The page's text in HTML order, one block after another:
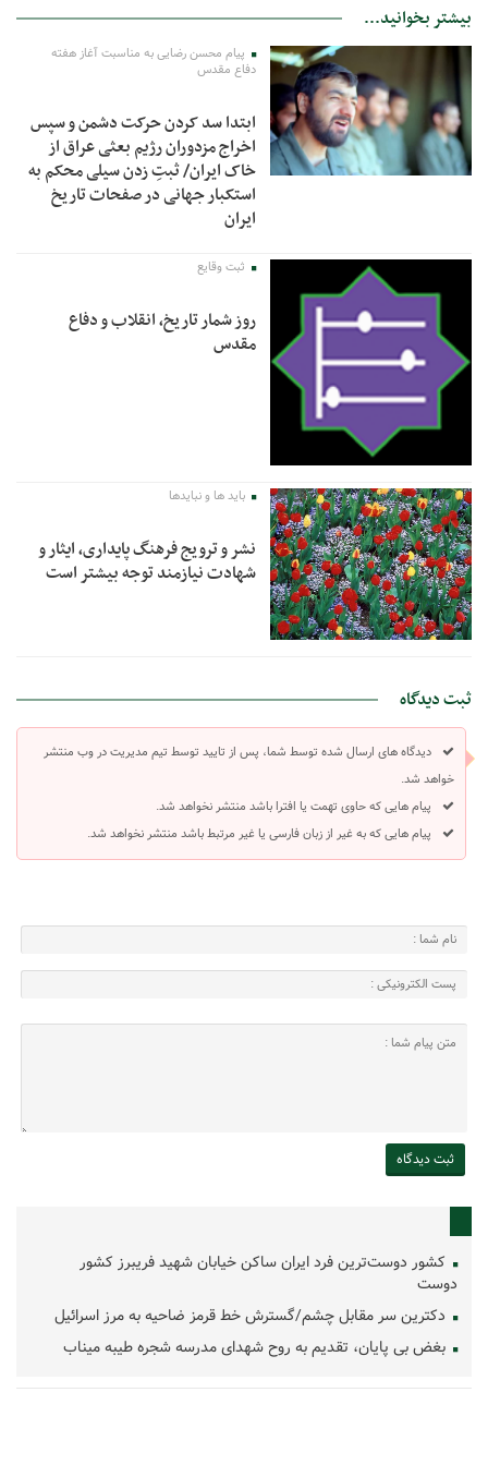
بیشتر بخوانید...
پیام محسن رضایی به مناسبت آغاز هفته
دفاع مقدس
ابتدا سد کردن حرکت دشمن و سپس
اخراج مزدوران رژیم بعثی عراق از
خاک ایران/ ثبتِ زدن سیلی محکم به
استکبار جهانی در صفحات تاریخ
ایران
ثبت وقایع
روز شمار تاریخ، انقلاب و دفاع
مقدس
باید ها و نبایدها
نشر و ترویج فرهنگ پایداری، ایثار و
شهادت نیازمند توجه بیشتر است
ثبت دیدگاه
دیدگاه های ارسال شده توسط شما، پس از تایید توسط تیم مدیریت در وب منتشر
خواهد شد.
پیام هایی که حاوی تهمت یا افترا باشد منتشر نخواهد شد.
پیام هایی که به غیر از زبان فارسی یا غیر مرتبط باشد منتشر نخواهد شد.
کشور دوست‌ترین فرد ایران ساکن خیابان شهید فریبرز کشور
دوست
دکترین سر مقابل چشم/گسترش خط قرمز ضاحیه به مرز اسرائیل
بغض بی پایان، تقدیم به روح شهدای مدرسه شجره طیبه میناب